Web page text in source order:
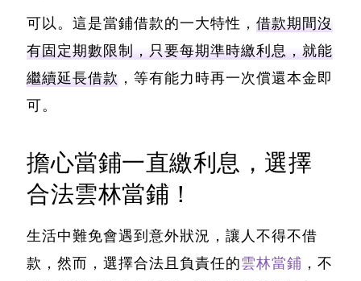
可以。這是當鋪借款的一大特性， 借款期間沒
有固定期數限制，只要每期準時繳利息，就能
繼續延長借款 ，等有能力時再一次償還本金即
可。
擔心當鋪一直繳利息，選擇
合法雲林當鋪！
生活中難免會遇到意外狀況，讓人不得不借
款，然而，選擇合法且負責任的雲林當鋪 ，不